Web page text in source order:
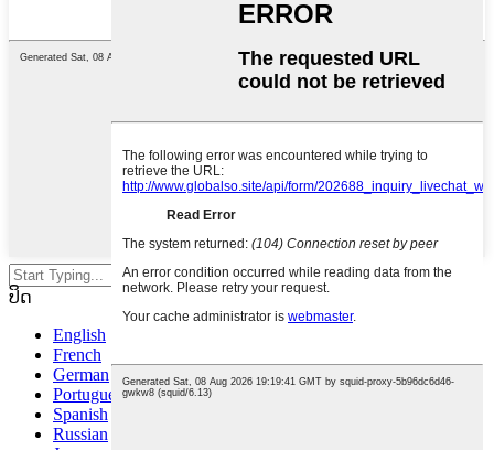
ກົດ enter ເພື່ອຊອກຫາຫຼື ESC ເພື່ອ
ປິດ
English
French
German
Portuguese
Spanish
Russian